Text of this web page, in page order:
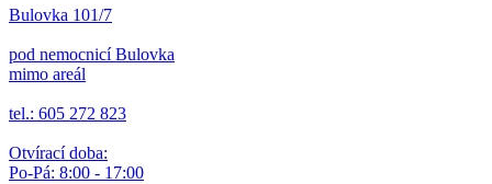
Bulovka 101/7
pod nemocnicí Bulovka
mimo areál
tel.: 605 272 823
Otvírací doba:
Po-Pá: 8:00 - 17:00